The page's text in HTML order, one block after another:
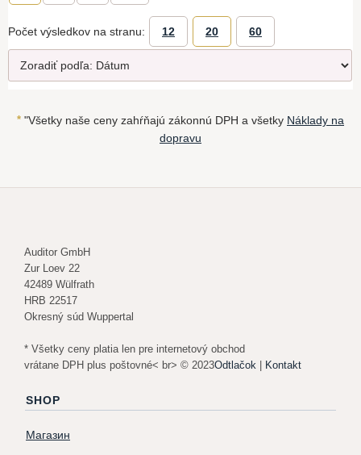
Počet výsledkov na stranu: 12 20 60
* "Všetky naše ceny zahŕňajú zákonnú DPH a všetky Náklady na
dopravu
Auditor GmbH
Zur Loev 22
42489 Wülfrath
HRB 22517
Okresný súd Wuppertal
* Všetky ceny platia len pre internetový obchod
vrátane DPH plus poštovné< br> © 2023Odtlačok | Kontakt
SHOP
Магазин